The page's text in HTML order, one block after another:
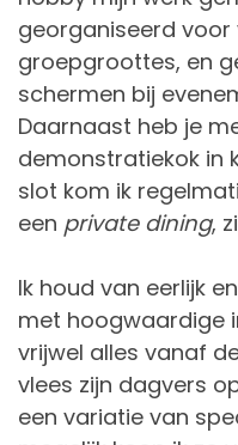
georganiseerd voor
groepgroottes, en
schermen bij
Daarnaast heb je
demonstratiekok in
slot kom ik
een private dining,
Ik houd van eerlijk
met hoogwaardige
vrijwel alles vanaf
vlees zijn dagvers
een variatie van